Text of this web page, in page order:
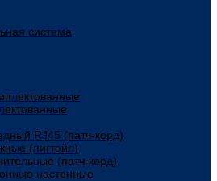
система
RJ45 (патч-корд)
(пигтейл)
(патч-корд)
настенные